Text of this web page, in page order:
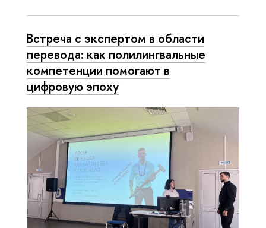
Встреча с экспертом в области
перевода: как полилингвальные
компетенции помогают в
цифровую эпоху